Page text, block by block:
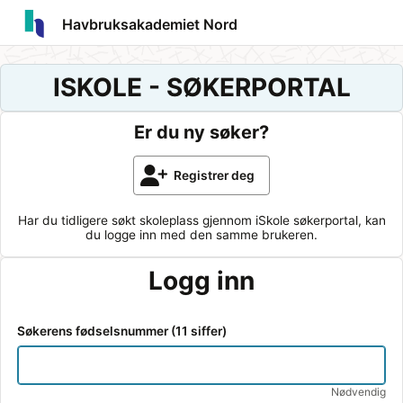
Havbruksakademiet Nord
ISKOLE - SØKERPORTAL
Er du ny søker?
Registrer deg
Har du tidligere søkt skoleplass gjennom iSkole søkerportal, kan
du logge inn med den samme brukeren.
Logg inn
Glemt passord
angi
Søkerens fødselsnummer (11 siffer)
Du
angi
11
igjen.
Nødvendig